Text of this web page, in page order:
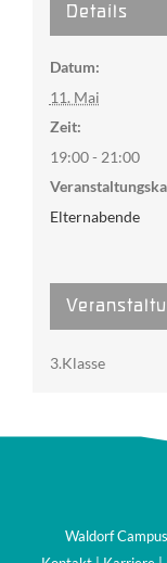
Details
Datum:
11. Mai
Zeit:
19:00 - 21:00
Elternabende
3.Klasse
Waldorf